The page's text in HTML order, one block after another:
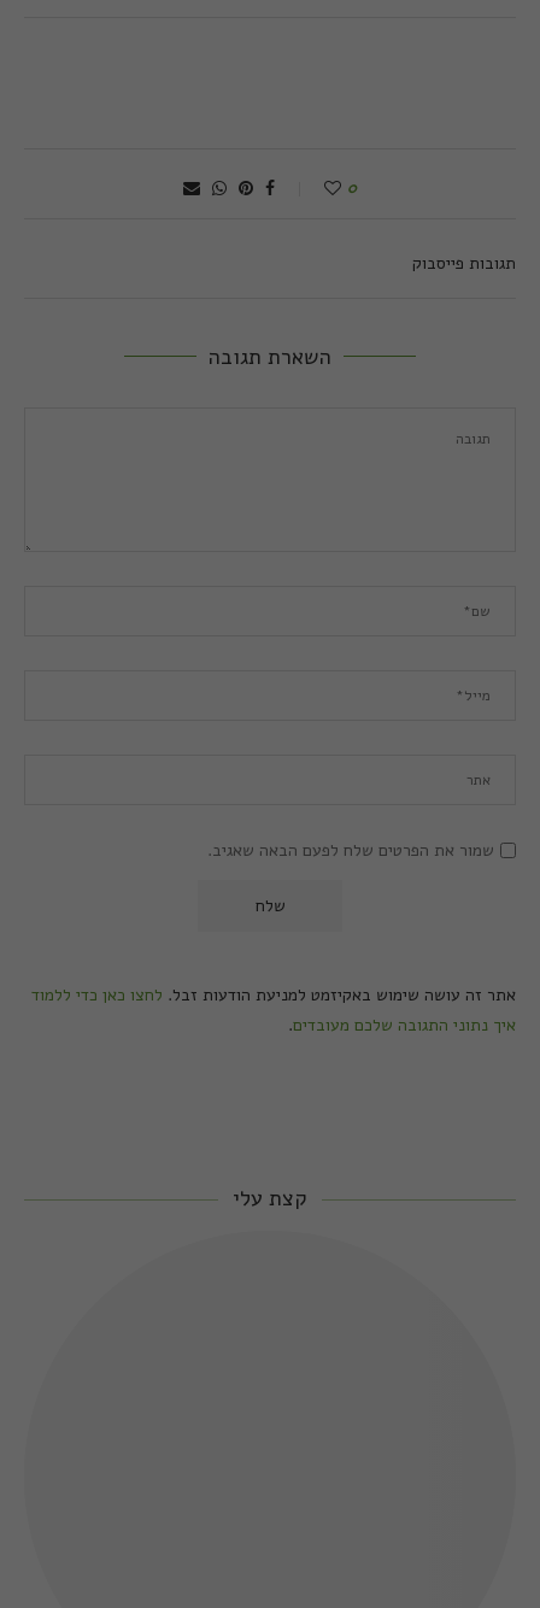
0
תגובות פייסבוק
השארת תגובה
שמור את הפרטים שלח לפעם הבאה שאגיב.
אתר זה עושה שימוש באקיזמט למניעת הודעות זבל. לחצו כאן כדי ללמוד
איך נתוני התגובה שלכם מעובדים.
קצת עלי